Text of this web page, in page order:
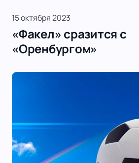
15 октября 2023
«Факел» сразится с
«Оренбургом»